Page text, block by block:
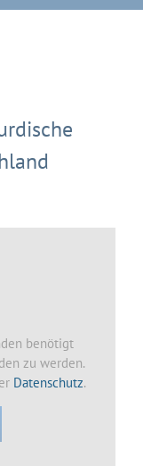
benötigt
zu werden.
Datenschutz.